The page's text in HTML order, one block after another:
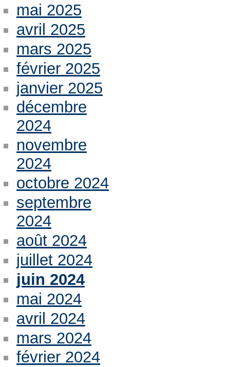
mai 2025
avril 2025
mars 2025
février 2025
janvier 2025
décembre
2024
novembre
2024
octobre 2024
septembre
2024
août 2024
juillet 2024
juin 2024
mai 2024
avril 2024
mars 2024
février 2024